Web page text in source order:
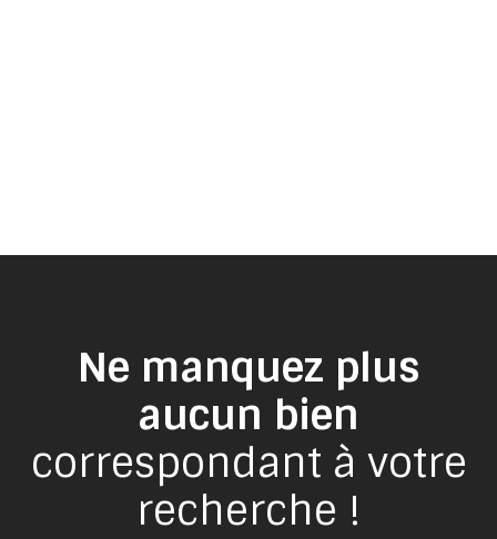
Ne manquez plus
aucun bien
correspondant à votre
recherche !